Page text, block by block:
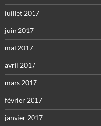
juillet 2017
juin 2017
mai 2017
avril 2017
mars 2017
février 2017
janvier 2017